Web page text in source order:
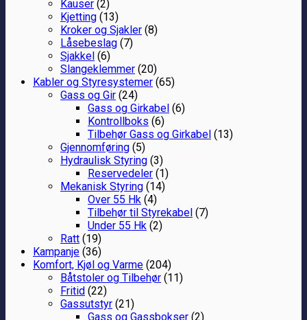
Kauser (2)
Kjetting (13)
Kroker og Sjakler (8)
Låsebeslag (7)
Sjakkel (6)
Slangeklemmer (20)
Kabler og Styresystemer (65)
Gass og Gir (24)
Gass og Girkabel (6)
Kontrollboks (6)
Tilbehør Gass og Girkabel (13)
Gjennomføring (5)
Hydraulisk Styring (3)
Reservedeler (1)
Mekanisk Styring (14)
Over 55 Hk (4)
Tilbehør til Styrekabel (7)
Under 55 Hk (2)
Ratt (19)
Kampanje (36)
Komfort, Kjøl og Varme (204)
Båtstoler og Tilbehør (11)
Fritid (22)
Gassutstyr (21)
Gass og Gassbokser (2)